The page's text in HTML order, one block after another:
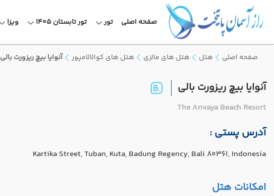
صفحه اصلی تور تور تابستان 1405 ویزا
صفحه اصلی هتل هتل های مالزی هتل های کوالالامپور آنوایا بیچ ریزورت بالی
آنوایا بیچ ریزورت بالی
The Anvaya Beach Resort
آدرس پستی :
Kartika Street, Tuban, Kuta, Badung Regency, Bali 80361, Indonesia
امکانات هتل